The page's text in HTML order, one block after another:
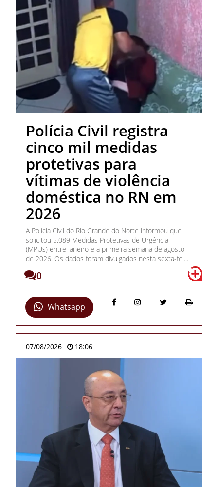
Polícia Civil registra
cinco mil medidas
protetivas para
vítimas de violência
doméstica no RN em
2026
A Polícia Civil do Rio Grande do Norte informou que
solicitou 5.089 Medidas Protetivas de Urgência
(MPUs) entre janeiro e a primeira semana de agosto
de 2026. Os dados foram divulgados nesta sexta-fei...
0
Whatsapp
07/08/2026 18:06